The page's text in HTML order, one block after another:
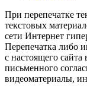
При перепечатке
текстовых
сети Интернет
Перепечатка либо
с настоящего
письменного
видеоматериалы,